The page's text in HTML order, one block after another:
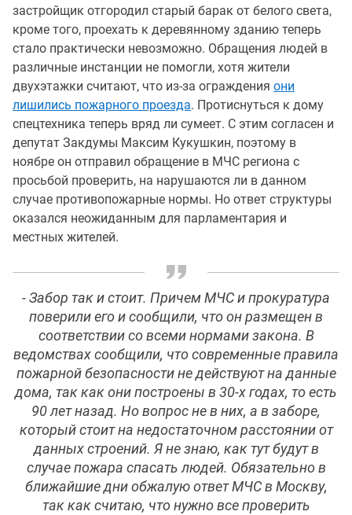
застройщик отгородил старый барак от белого света,
кроме того, проехать к деревянному зданию теперь
стало практически невозможно. Обращения людей в
различные инстанции не помогли, хотя жители
двухэтажки считают, что из-за ограждения они
лишились пожарного проезда. Протиснуться к дому
спецтехника теперь вряд ли сумеет. С этим согласен и
депутат Закдумы Максим Кукушкин, поэтому в
ноябре он отправил обращение в МЧС региона с
просьбой проверить, на нарушаются ли в данном
случае противопожарные нормы. Но ответ структуры
оказался неожиданным для парламентария и
местных жителей.
- Забор так и стоит. Причем МЧС и прокуратура
поверили его и сообщили, что он размещен в
соответствии со всеми нормами закона. В
ведомствах сообщили, что современные правила
пожарной безопасности не действуют на данные
дома, так как они построены в 30-х годах, то есть
90 лет назад. Но вопрос не в них, а в заборе,
который стоит на недостаточном расстоянии от
данных строений. Я не знаю, как тут будут в
случае пожара спасать людей. Обязательно в
ближайшие дни обжалую ответ МЧС в Москву,
так как считаю, что нужно все проверить